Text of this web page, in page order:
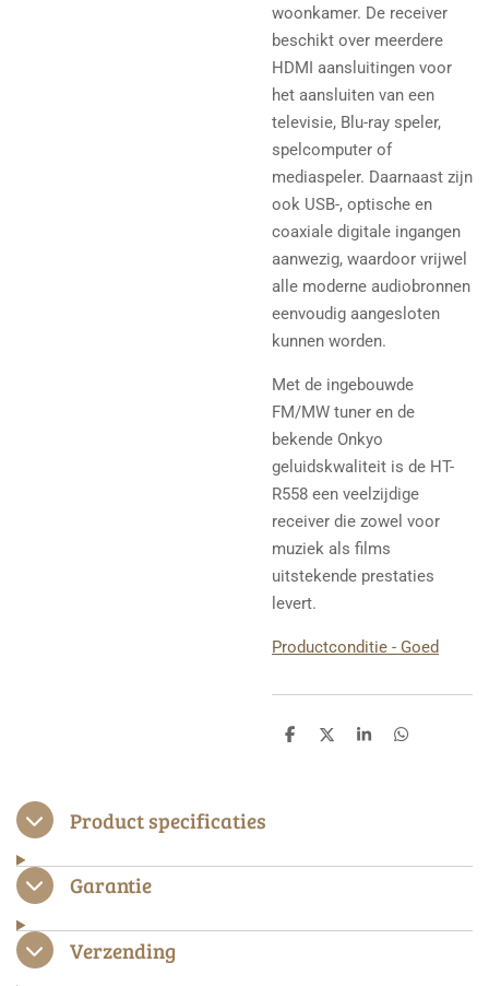
woonkamer. De receiver
beschikt over meerdere
HDMI aansluitingen voor
het aansluiten van een
televisie, Blu-ray speler,
spelcomputer of
mediaspeler. Daarnaast zijn
ook USB-, optische en
coaxiale digitale ingangen
aanwezig, waardoor vrijwel
alle moderne audiobronnen
eenvoudig aangesloten
kunnen worden.
Met de ingebouwde
FM/MW tuner en de
bekende Onkyo
geluidskwaliteit is de HT-
R558 een veelzijdige
receiver die zowel voor
muziek als films
uitstekende prestaties
levert.
Productconditie - Goed
D
D
S
D
Product specificaties
Garantie
Verzending